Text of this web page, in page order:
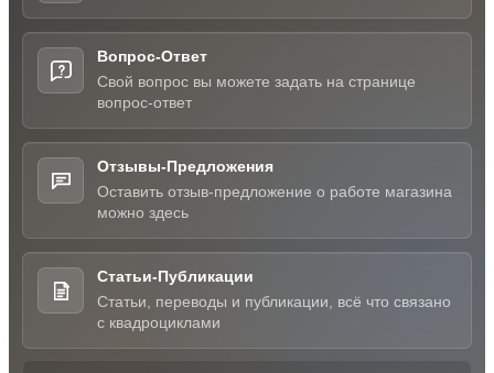
Вопрос-Ответ
Свой вопрос вы можете задать на странице
вопрос-ответ
Отзывы-Предложения
Оставить отзыв-предложение о работе магазина
можно здесь
Статьи-Публикации
Статьи, переводы и публикации, всё что связано
с квадроциклами